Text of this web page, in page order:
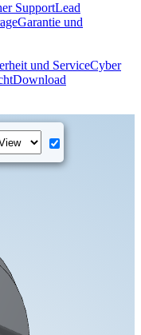
SupportLead
Garantie und
und ServiceCyber
Download